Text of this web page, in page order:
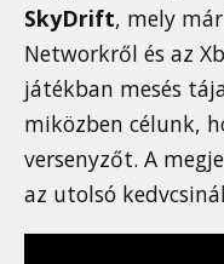
SkyDrift, mely
Networkről és az
játékban mesés
miközben célunk,
versenyzőt. A
az utolsó